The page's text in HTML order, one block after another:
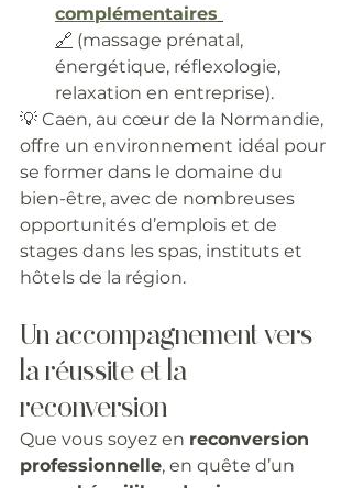
complémentaires
🔗 (massage prénatal,
énergétique, réflexologie,
relaxation en entreprise).
💡 Caen, au cœur de la Normandie,
offre un environnement idéal pour
se former dans le domaine du
bien-être, avec de nombreuses
opportunités d’emplois et de
stages dans les spas, instituts et
hôtels de la région.
Un accompagnement vers
la réussite et la
reconversion
Que vous soyez en reconversion
professionnelle, en quête d’un